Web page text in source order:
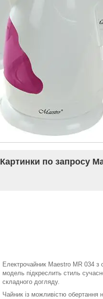
Електрочайник Maestro MR 034 з
модель підкреслить стиль
складного догляду.
Чайник із можливістю обертання